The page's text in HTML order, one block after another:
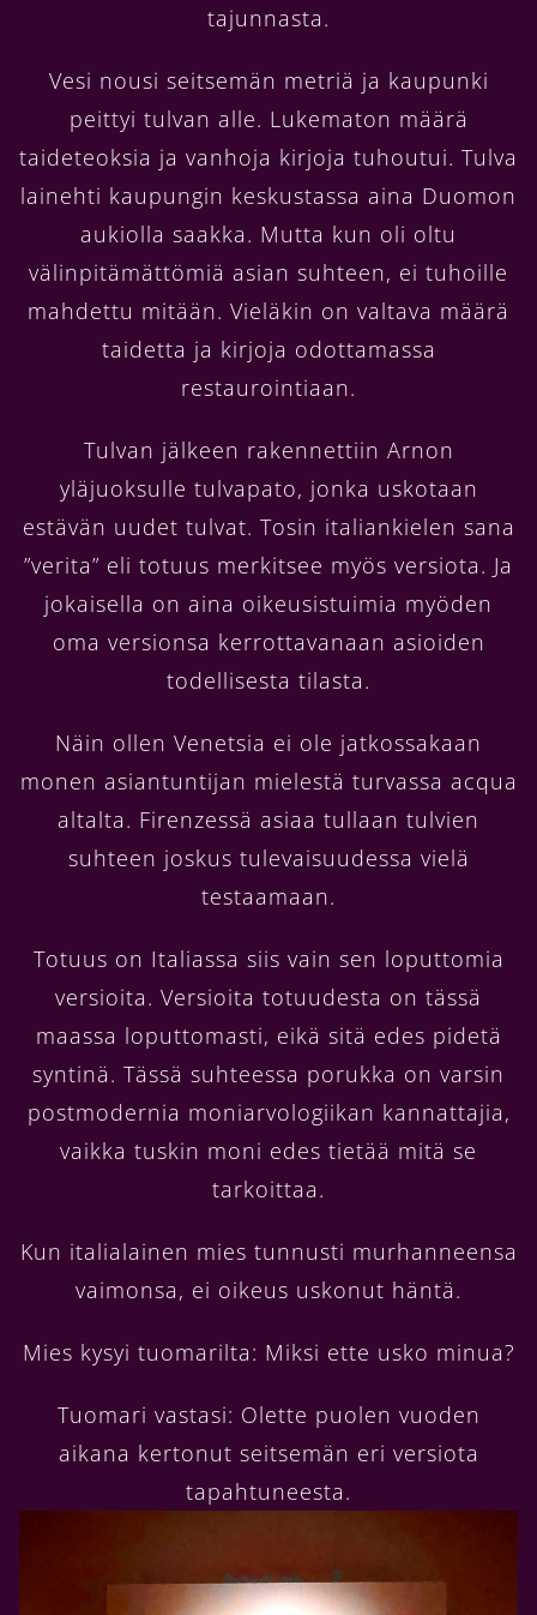
tajunnasta.
Vesi nousi seitsemän metriä ja kaupunki
peittyi tulvan alle. Lukematon määrä
taideteoksia ja vanhoja kirjoja tuhoutui. Tulva
lainehti kaupungin keskustassa aina Duomon
aukiolla saakka. Mutta kun oli oltu
välinpitämättömiä asian suhteen, ei tuhoille
mahdettu mitään. Vieläkin on valtava määrä
taidetta ja kirjoja odottamassa
restaurointiaan.
Tulvan jälkeen rakennettiin Arnon
yläjuoksulle tulvapato, jonka uskotaan
estävän uudet tulvat. Tosin italiankielen sana
”verita” eli totuus merkitsee myös versiota. Ja
jokaisella on aina oikeusistuimia myöden
oma versionsa kerrottavanaan asioiden
todellisesta tilasta.
Näin ollen Venetsia ei ole jatkossakaan
monen asiantuntijan mielestä turvassa acqua
altalta. Firenzessä asiaa tullaan tulvien
suhteen joskus tulevaisuudessa vielä
testaamaan.
Totuus on Italiassa siis vain sen loputtomia
versioita. Versioita totuudesta on tässä
maassa loputtomasti, eikä sitä edes pidetä
syntinä. Tässä suhteessa porukka on varsin
postmodernia moniarvologiikan kannattajia,
vaikka tuskin moni edes tietää mitä se
tarkoittaa.
Kun italialainen mies tunnusti murhanneensa
vaimonsa, ei oikeus uskonut häntä.
Mies kysyi tuomarilta: Miksi ette usko minua?
Tuomari vastasi: Olette puolen vuoden
aikana kertonut seitsemän eri versiota
tapahtuneesta.